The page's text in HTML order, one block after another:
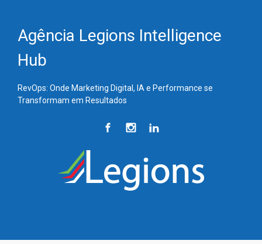
Agência Legions Intelligence
Hub
RevOps: Onde Marketing Digital, IA e Performance se
Transformam em Resultados